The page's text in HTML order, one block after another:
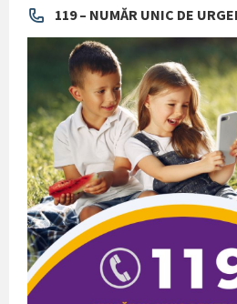
119 – NUMĂR UNIC DE